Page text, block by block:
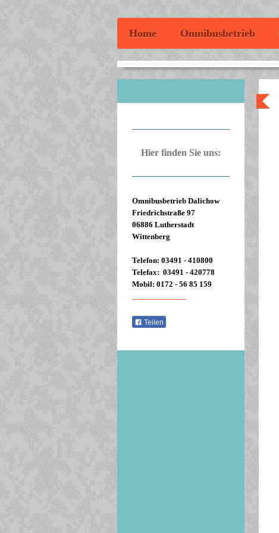
Home Omnibusbetrieb
Hier finden Sie uns:
Omnibusbetrieb Dalichow
Friedrichstraße 97
06886 Lutherstadt
Wittenberg
Telefon: 03491 - 410800
Telefax: 03491 - 420778
Mobil: 0172 - 56 85 159
Teilen